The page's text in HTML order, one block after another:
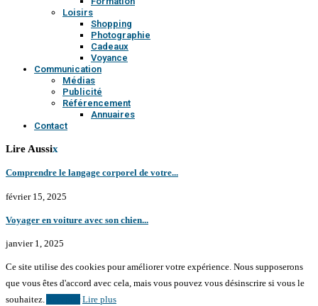
Loisirs
Shopping
Photographie
Cadeaux
Voyance
Communication
Médias
Publicité
Référencement
Annuaires
Contact
Lire Aussix
Comprendre le langage corporel de votre...
février 15, 2025
Voyager en voiture avec son chien...
janvier 1, 2025
Ce site utilise des cookies pour améliorer votre expérience. Nous supposerons
que vous êtes d'accord avec cela, mais vous pouvez vous désinscrire si vous le
souhaitez.
Lire plus